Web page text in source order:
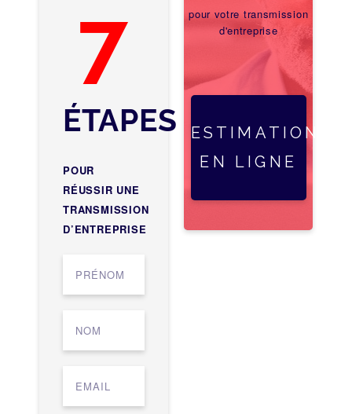
7
ÉTAPES
POUR
RÉUSSIR UNE
TRANSMISSION
D’ENTREPRISE
pour votre transmission
d'entreprise
ESTIMATION
EN LIGNE